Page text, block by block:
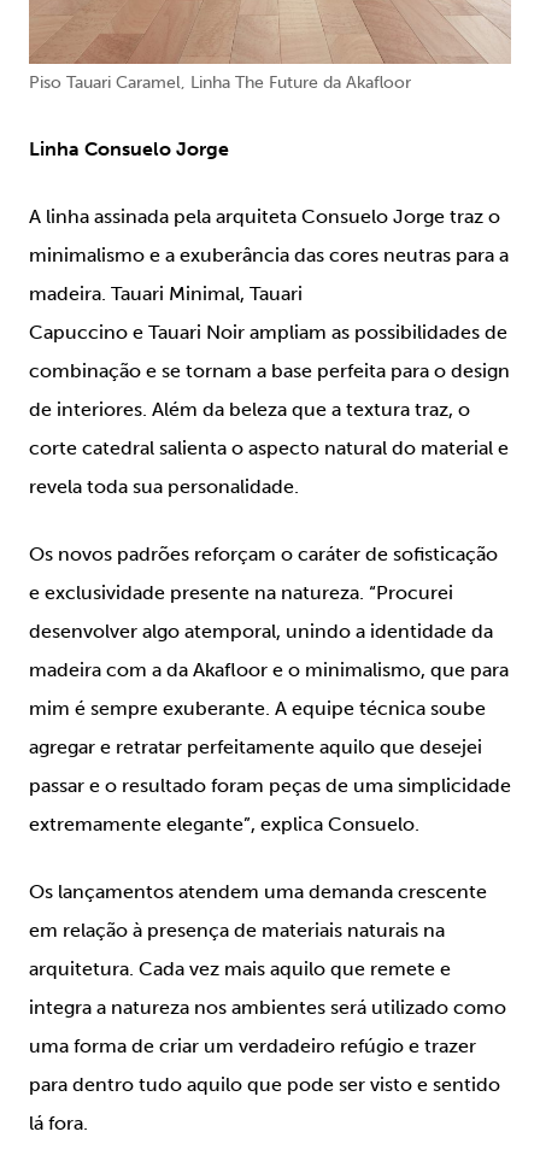
Piso Tauari Caramel, Linha The Future da Akafloor
Linha Consuelo Jorge
A linha assinada pela arquiteta Consuelo Jorge traz o
minimalismo e a exuberância das cores neutras para a
madeira. Tauari Minimal, Tauari
Capuccino e Tauari Noir ampliam as possibilidades de
combinação e se tornam a base perfeita para o design
de interiores. Além da beleza que a textura traz, o
corte catedral salienta o aspecto natural do material e
revela toda sua personalidade.
Os novos padrões reforçam o caráter de sofisticação
e exclusividade presente na natureza. “Procurei
desenvolver algo atemporal, unindo a identidade da
madeira com a da Akafloor e o minimalismo, que para
mim é sempre exuberante. A equipe técnica soube
agregar e retratar perfeitamente aquilo que desejei
passar e o resultado foram peças de uma simplicidade
extremamente elegante”, explica Consuelo.
Os lançamentos atendem uma demanda crescente
em relação à presença de materiais naturais na
arquitetura. Cada vez mais aquilo que remete e
integra a natureza nos ambientes será utilizado como
uma forma de criar um verdadeiro refúgio e trazer
para dentro tudo aquilo que pode ser visto e sentido
lá fora.